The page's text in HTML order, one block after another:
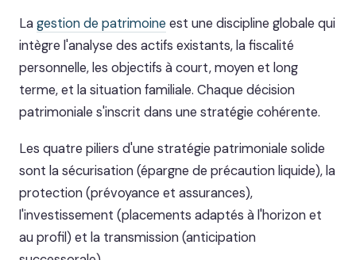
Lagestion de patrimoine est une discipline globale qui
intègre l'analyse des actifs existants, la fiscalité
personnelle, les objectifs à court, moyen et long
terme, et la situation familiale. Chaque décision
patrimoniale s'inscrit dans une stratégie cohérente.
Les quatre piliers d'une stratégie patrimoniale solide
sont la sécurisation (épargne de précaution liquide), la
protection (prévoyance et assurances),
l'investissement (placements adaptés à l'horizon et
au profil) et la transmission (anticipation